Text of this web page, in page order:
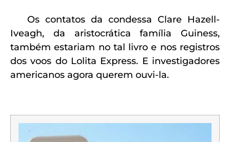
Os contatos da condessa Clare Hazell-
Iveagh, da aristocrática família Guiness,
também estariam no tal livro e nos registros
dos voos do Lolita Express. E investigadores
americanos agora querem ouvi-la.